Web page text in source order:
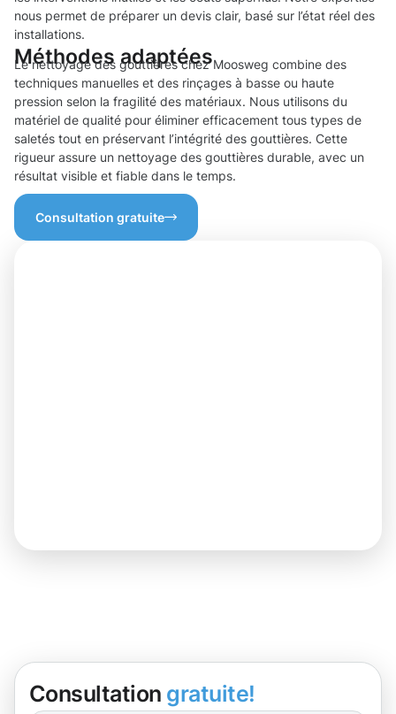
nous permet de préparer un devis clair, basé sur l’état réel des
installations.
Méthodes adaptées
Le nettoyage des gouttières chez Moosweg combine des
techniques manuelles et des rinçages à basse ou haute
pression selon la fragilité des matériaux. Nous utilisons du
matériel de qualité pour éliminer efficacement tous types de
saletés tout en préservant l’intégrité des gouttières. Cette
rigueur assure un nettoyage des gouttières durable, avec un
résultat visible et fiable dans le temps.
Consultation gratuite
Consultation gratuite!